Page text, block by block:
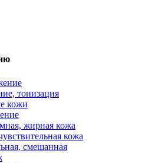
косметики
тонизация
кожи
жирная кожа
кожа
смешанная